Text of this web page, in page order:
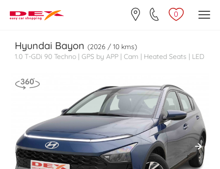
0
Hyundai Bayon (2026 / 10 kms)
1.0 T-GDi 90 Techno | GPS by APP | Cam | Heated Seats | LED